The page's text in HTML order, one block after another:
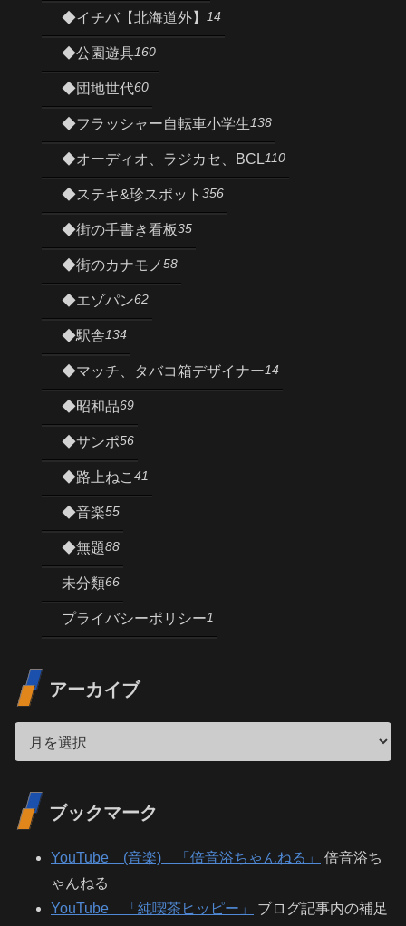
◆イチバ【北海道外】 14
◆公園遊具160
◆団地世代60
◆フラッシャー自転車小学生138
◆オーディオ、ラジカセ、BCL110
◆ステキ&珍スポット 356
◆街の手書き看板35
◆街のカナモノ58
◆エゾパン62
◆駅舎134
◆マッチ、タバコ箱デザイナー14
◆昭和品69
◆サンポ56
◆路上ねこ 41
◆音楽55
◆無題88
未分類66
プライバシーポリシー1
アーカイブ
ブックマーク
YouTube (音楽) 「倍音浴ちゃんねる」
倍音浴ち
ゃんねる
YouTube 「純喫茶ヒッピー」
ブログ記事内の補足